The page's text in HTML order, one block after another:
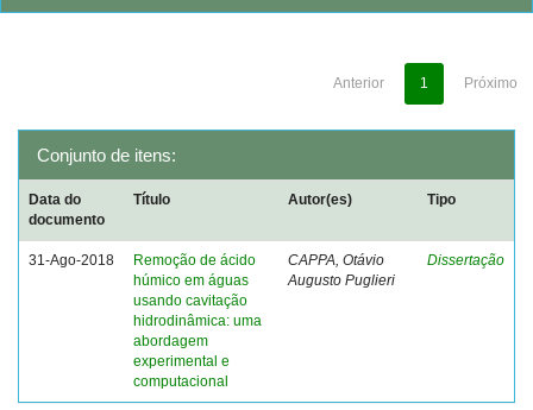
Anterior 1 Próximo
Conjunto de itens:
Data do
documento
Título Autor(es) Tipo
31-Ago-2018
Remoção de ácido
húmico em águas
usando cavitação
hidrodinâmica: uma
abordagem
experimental e
computacional
CAPPA, Otávio
Augusto Puglieri
Dissertação